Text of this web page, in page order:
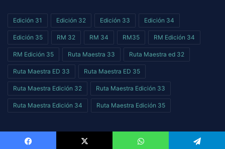
Edición 31 Edición 32 Edición 33 Edición 34
Edición 35 RM 32 RM 34 RM35 RM Edición 34
RM Edición 35 Ruta Maestra 33 Ruta Maestra ed 32
Ruta Maestra ED 33 Ruta Maestra ED 35
Ruta Maestra Edición 32 Ruta Maestra Edición 33
Ruta Maestra Edición 34 Ruta Maestra Edición 35